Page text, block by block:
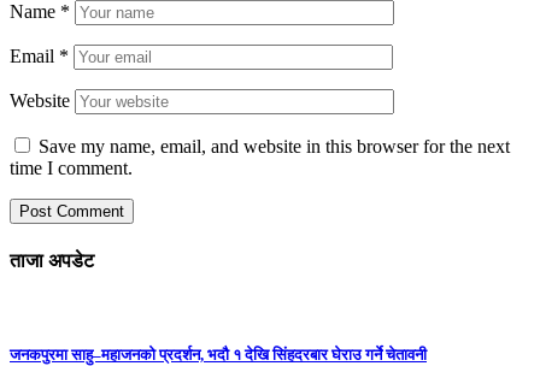
Name *
Email *
Website
Save my name, email, and website in this browser for the next
time I comment.
ताजा अपडेट
जनकपुरमा साहु–महाजनको प्रदर्शन, भदौ १ देखि सिंहदरबार घेराउ गर्ने चेतावनी